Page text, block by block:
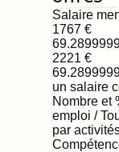
Salaire
1767 €
2221 €
un salaire
Nombre et
emploi /
par